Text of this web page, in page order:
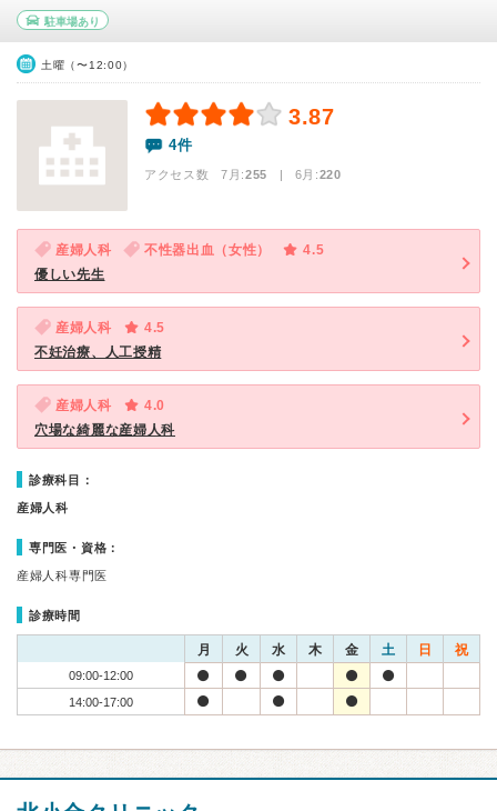
駐車場あり
土曜（〜12:00）
3.87
4件
アクセス数 7月:255 | 6月:220
産婦人科 不性器出血（女性）
4.5
優しい先生
産婦人科
4.5
不妊治療、人工授精
産婦人科
4.0
穴場な綺麗な産婦人科
診療科目：
産婦人科
専門医・資格：
産婦人科専門医
診療時間
月 火 水 木 金 土 日 祝
09:00-12:00
14:00-17:00